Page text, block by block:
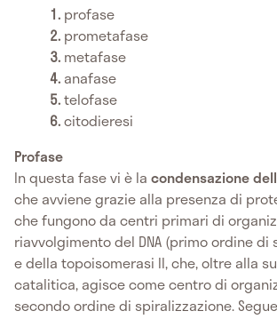
profase
prometafase
metafase
anafase
telofase
citodieresi
Profase
In questa fase vi è la condensazione
che avviene grazie alla presenza di
che fungono da centri primari di
riavvolgimento del DNA (primo ordine di
e della topoisomerasi II, che, oltre alla
catalitica, agisce come centro di
secondo ordine di spiralizzazione.